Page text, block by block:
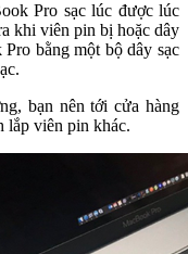
Pro sạc lúc được lúc
khi viên pin bị hoặc dây
bằng một bộ dây sạc
bạn nên tới cửa hàng
lắp viên pin khác.